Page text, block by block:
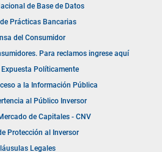
de Base de Datos
Prácticas Bancarias
del Consumidor
Para reclamos ingrese aquí
Expuesta Políticamente
a la Información Pública
al Público Inversor
de Capitales - CNV
Protección al Inversor
Legales